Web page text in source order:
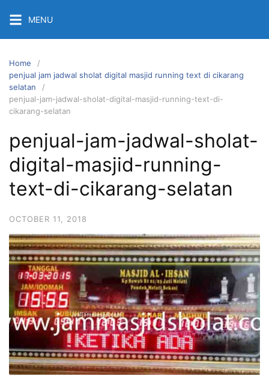
content
MENU
Home
penjual jam jadwal sholat digital masjid running text di cikarang
selatan
penjual-jam-jadwal-sholat-digital-masjid-running-text-di-
cikarang-selatan
penjual-jam-jadwal-sholat-
digital-masjid-running-
text-di-cikarang-selatan
OCTOBER 11, 2018